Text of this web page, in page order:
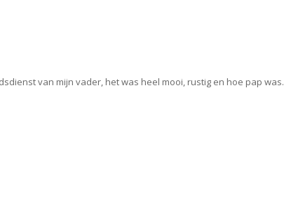
van mijn vader, het was heel mooi, rustig en hoe pap was.